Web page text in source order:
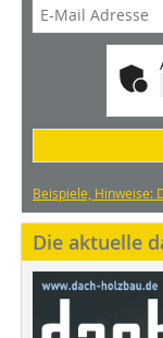
Beispiele, Hinweise:
Die aktuelle